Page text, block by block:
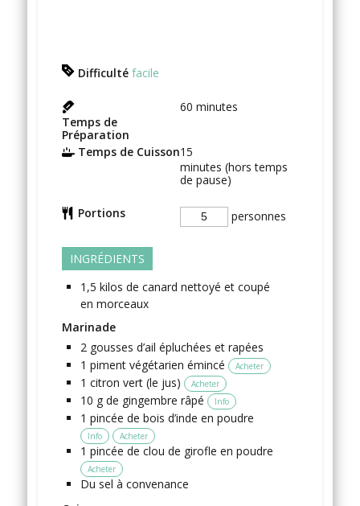
Difficulté facile
Temps de
Préparation
60 minutes
Temps de Cuisson15
minutes (hors temps
de pause)
Portions personnes
INGRÉDIENTS
1,5 kilos de canard nettoyé et coupé
en morceaux
Marinade
2 gousses d’ail épluchées et rapées
1 piment végétarien émincé Acheter
1 citron vert (le jus) Acheter
10 g de gingembre râpé Info
1 pincée de bois d’inde en poudre
Info Acheter
1 pincée de clou de girofle en poudre
Acheter
Du sel à convenance